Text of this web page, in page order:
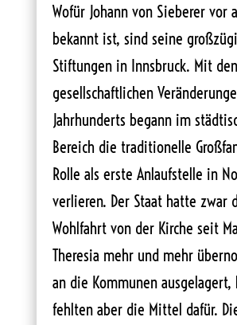
Wofür Johann von Sieberer vor
bekannt ist, sind seine
Stiftungen in Innsbruck. Mit den
gesellschaftlichen
Jahrhunderts begann im
Bereich die traditionelle
Rolle als erste Anlaufstelle in
verlieren. Der Staat hatte zwar
Wohlfahrt von der Kirche seit
Theresia mehr und mehr
an die Kommunen ausgelagert,
fehlten aber die Mittel dafür.